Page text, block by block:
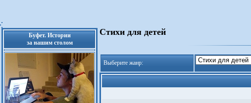
Буфет. Истории
за нашим столом
Стихи для детей
Выберите жанр: